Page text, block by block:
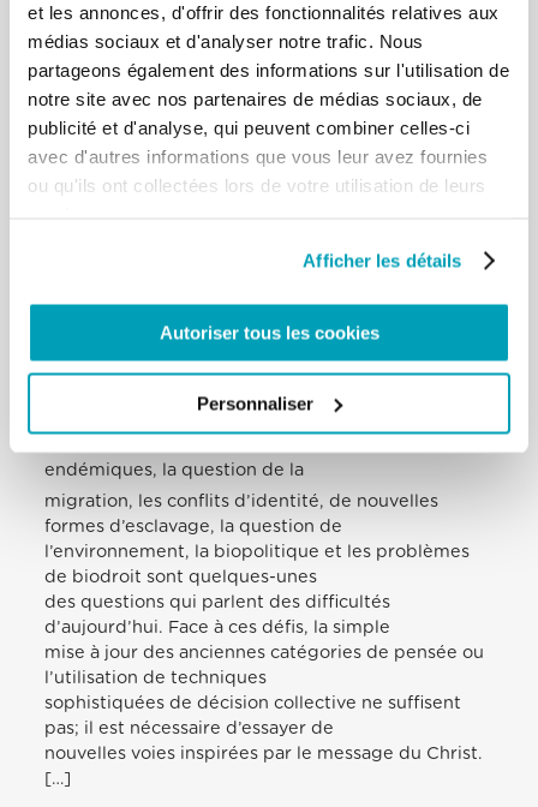
et les annonces, d'offrir des fonctionnalités relatives aux
médias sociaux et d'analyser notre trafic. Nous
partageons également des informations sur l'utilisation de
notre site avec nos partenaires de médias sociaux, de
publicité et d'analyse, qui peuvent combiner celles-ci
avec d'autres informations que vous leur avez fournies
ou qu'ils ont collectées lors de votre utilisation de leurs
Afficher les détails
Autoriser tous les cookies
Personnaliser
appelle « l’impérialisme international de l’argent «
(Enc. Quadragesimo anno, le 15
mai 1931, 109). Ce fut Paul VI qui a dénoncé, près de
cinquante ans plus tard, la «
nouvelle et la forme abusive de la domination
économique sur la dimension sociale,
culturelle et même politique » (Lett. Ap. Adveniens
Octogesima, le 14 mai 1971,
humanisme; au début du XXIe siècle, le
société moderne a été le moteur décisif du
changement. aujourd’hui, c’est un
passage tout aussi radical de l’époque: de la société
endémiques, la question de la
migration, les conflits d’identité, de nouvelles
formes d’esclavage, la question de
l’environnement, la biopolitique et les problèmes
de biodroit sont quelques-unes
des questions qui parlent des difficultés
d’aujourd’hui. Face à ces défis, la simple
mise à jour des anciennes catégories de pensée ou
l’utilisation de techniques
sophistiquées de décision collective ne suffisent
pas; il est nécessaire d’essayer de
nouvelles voies inspirées par le message du Christ.
[…]